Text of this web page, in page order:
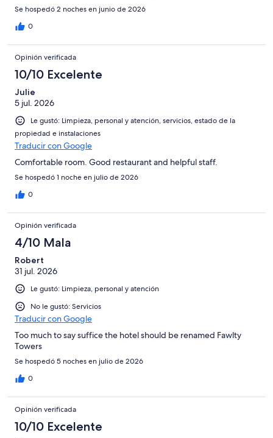
Se hospedó 2 noches en junio de 2026
0
Opinión verificada
10/10 Excelente
Julie
5 jul. 2026
Le gustó: Limpieza, personal y atención, servicios, estado de la
propiedad e instalaciones
Traducir con Google
Comfortable room. Good restaurant and helpful staff.
Se hospedó 1 noche en julio de 2026
0
Opinión verificada
4/10 Mala
Robert
31 jul. 2026
Le gustó: Limpieza, personal y atención
No le gustó: Servicios
Traducir con Google
Too much to say suffice the hotel should be renamed Fawlty
Towers
Se hospedó 5 noches en julio de 2026
0
Opinión verificada
10/10 Excelente